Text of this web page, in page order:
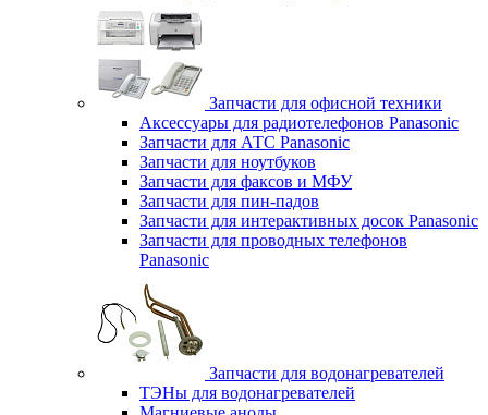
Запчасти для офисной техники
Аксессуары для радиотелефонов Panasonic
Запчасти для АТС Panasonic
Запчасти для ноутбуков
Запчасти для факсов и МФУ
Запчасти для пин-падов
Запчасти для интерактивных досок Panasonic
Запчасти для проводных телефонов
Panasonic
Запчасти для водонагревателей
ТЭНы для водонагревателей